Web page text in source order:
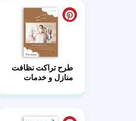
طرح تراکت نظافت
منازل و خدمات